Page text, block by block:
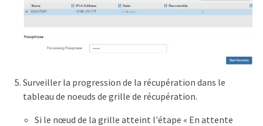
Surveiller la progression de la récupération dans le
tableau de noeuds de grille de récupération.
Si le nœud de la grille atteint l'étape « En attente